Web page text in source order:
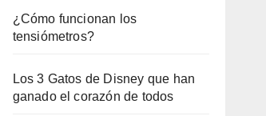
¿Cómo funcionan los
tensiómetros?
Los 3 Gatos de Disney que han
ganado el corazón de todos